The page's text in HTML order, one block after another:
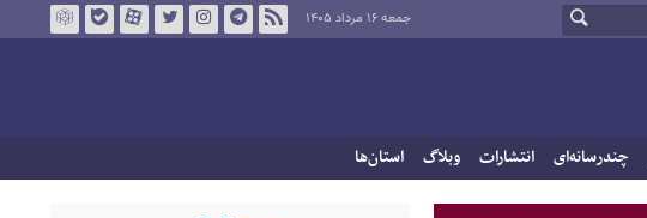
جمعه ۱۶ مرداد ۱۴۰۵
چندرسانه‌ای انتشارات وبلاگ استان‌ها